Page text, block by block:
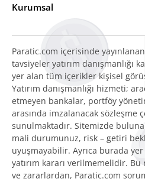
Kurumsal
Paratic.com içerisinde
tavsiyeler yatırım danışmanlığı
yer alan tüm içerikler kişisel
Yatırım danışmanlığı hizmeti;
etmeyen bankalar, portföy
arasında imzalanacak sözleşme
sunulmaktadır. Sitemizde
mali durumunuz, risk – getiri
uyuşmayabilir. Ayrıca burada
yatırım kararı verilmemelidir.
ve zararlardan, Paratic.com